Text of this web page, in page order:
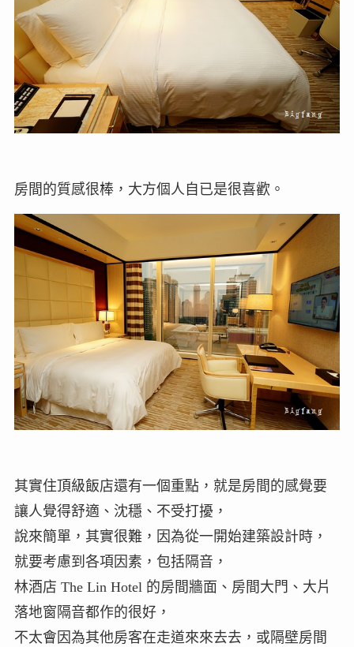
房間的質感很棒，大方個人自已是很喜歡。
其實住頂級飯店還有一個重點，就是房間的感覺要
讓人覺得舒適、沈穩、不受打擾，
說來簡單，其實很難，因為從一開始建築設計時，
就要考慮到各項因素，包括隔音，
林酒店 The Lin Hotel 的房間牆面、房間大門、大片
落地窗隔音都作的很好，
不太會因為其他房客在走道來來去去，或隔壁房間